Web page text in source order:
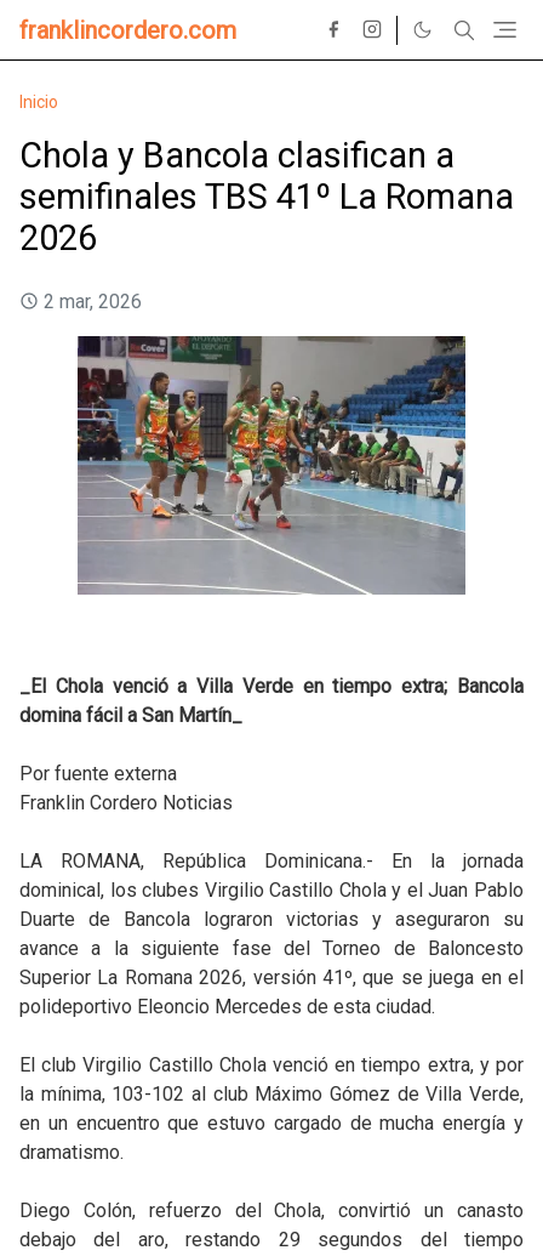
franklincordero.com
Inicio
Chola y Bancola clasifican a
semifinales TBS 41º La Romana
2026
2 mar, 2026
_El Chola venció a Villa Verde en tiempo extra; Bancola
domina fácil a San Martín_
Por fuente externa
Franklin Cordero Noticias
LA ROMANA, República Dominicana.- En la jornada
dominical, los clubes Virgilio Castillo Chola y el Juan Pablo
Duarte de Bancola lograron victorias y aseguraron su
avance a la siguiente fase del Torneo de Baloncesto
Superior La Romana 2026, versión 41º, que se juega en el
polideportivo Eleoncio Mercedes de esta ciudad.
El club Virgilio Castillo Chola venció en tiempo extra, y por
la mínima, 103-102 al club Máximo Gómez de Villa Verde,
en un encuentro que estuvo cargado de mucha energía y
dramatismo.
Diego Colón, refuerzo del Chola, convirtió un canasto
debajo del aro, restando 29 segundos del tiempo